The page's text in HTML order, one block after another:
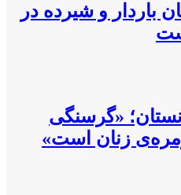
باردار و شیرده در
«گرسنگی
زنان است»